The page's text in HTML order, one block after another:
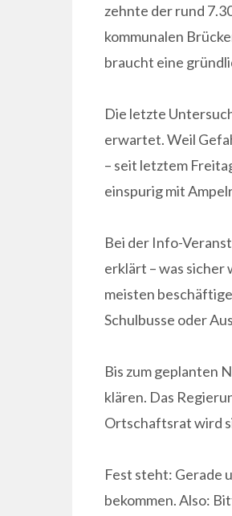
zehnte der rund
kommunalen
braucht eine
Die letzte
erwartet. Weil
– seit letztem
einspurig mit
Bei der Info-
erklärt – was sicher
meisten
Schulbusse oder
Bis zum geplanten
klären. Das
Ortschaftsrat wird
Fest steht: Gerade
bekommen. Also: